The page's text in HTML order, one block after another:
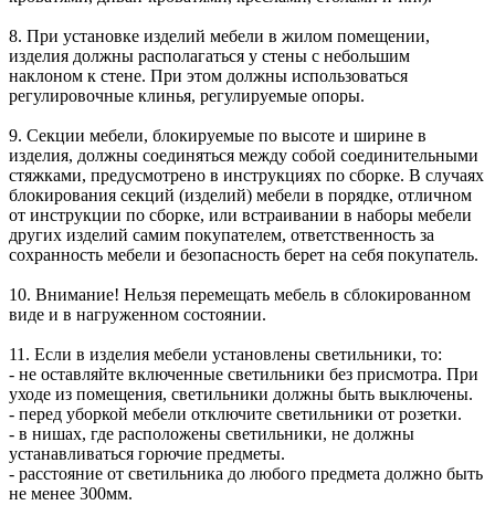
8. При установке изделий мебели в жилом помещении,
изделия должны располагаться у стены с небольшим
наклоном к стене. При этом должны использоваться
регулировочные клинья, регулируемые опоры.
9. Секции мебели, блокируемые по высоте и ширине в
изделия, должны соединяться между собой соединительными
стяжками, предусмотрено в инструкциях по сборке. В случаях
блокирования секций (изделий) мебели в порядке, отличном
от инструкции по сборке, или встраивании в наборы мебели
других изделий самим покупателем, ответственность за
сохранность мебели и безопасность берет на себя покупатель.
10. Внимание! Нельзя перемещать мебель в сблокированном
виде и в нагруженном состоянии.
11. Если в изделия мебели установлены светильники, то:
- не оставляйте включенные светильники без присмотра. При
уходе из помещения, светильники должны быть выключены.
- перед уборкой мебели отключите светильники от розетки.
- в нишах, где расположены светильники, не должны
устанавливаться горючие предметы.
- расстояние от светильника до любого предмета должно быть
не менее 300мм.